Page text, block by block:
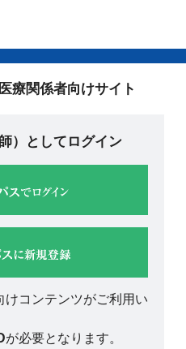
療関係者向けサイト
）としてログイン
コンテンツがご利用い
が必要となります。